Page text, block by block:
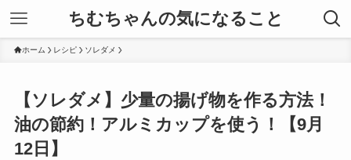
ちむちゃんの気になること
ホーム レシピ ソレダメ
【ソレダメ】少量の揚げ物を作る方法！
油の節約！アルミカップを使う！【9月
12日】